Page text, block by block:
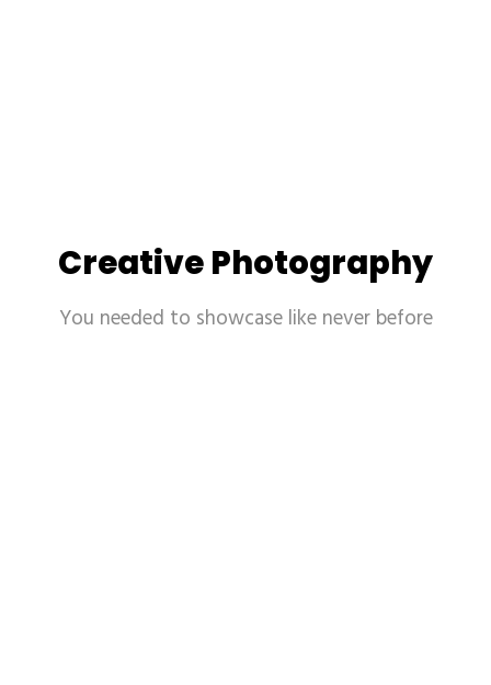
Creative Photography
You needed to showcase like never before